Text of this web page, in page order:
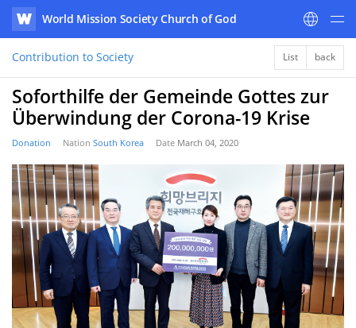
WATV
World Mission Society Church of God
Contribution to Society List back
Soforthilfe der Gemeinde Gottes zur
Überwindung der Corona-19 Krise
Donation Nation South Korea Date March 04, 2020